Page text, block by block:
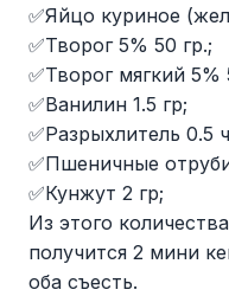
✅Яйцо куриное
✅Творог 5% 50 гр.;
✅Творог мягкий 5%
✅Ванилин 1.5 гр;
✅Разрыхлитель 0.5
✅Пшеничные
✅Кунжут 2 гр;
Из этого
получится 2 мини
оба съесть.